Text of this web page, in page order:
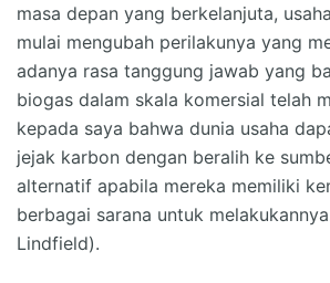
masa depan yang berkelanjuta,
mulai mengubah perilakunya yang
adanya rasa tanggung jawab yang
biogas dalam skala komersial telah
kepada saya bahwa dunia usaha
jejak karbon dengan beralih ke
alternatif apabila mereka memiliki
berbagai sarana untuk
Lindfield).